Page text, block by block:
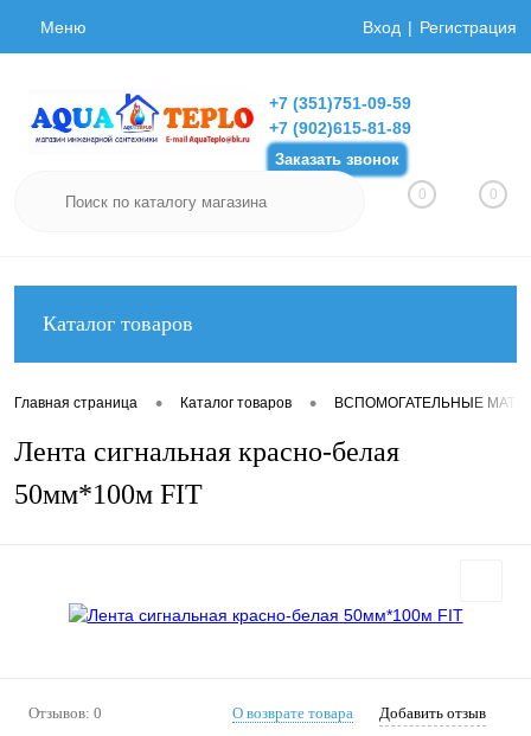
Меню Вход Регистрация
+7 (351)751-09-59
+7 (902)615-81-89
Заказать звонок
0 0
Каталог товаров
Главная страница • Каталог товаров • ВСПОМОГАТЕЛЬНЫЕ
Лента сигнальная красно-белая
50мм*100м FIT
Отзывов: 0 О возврате товара Добавить отзыв